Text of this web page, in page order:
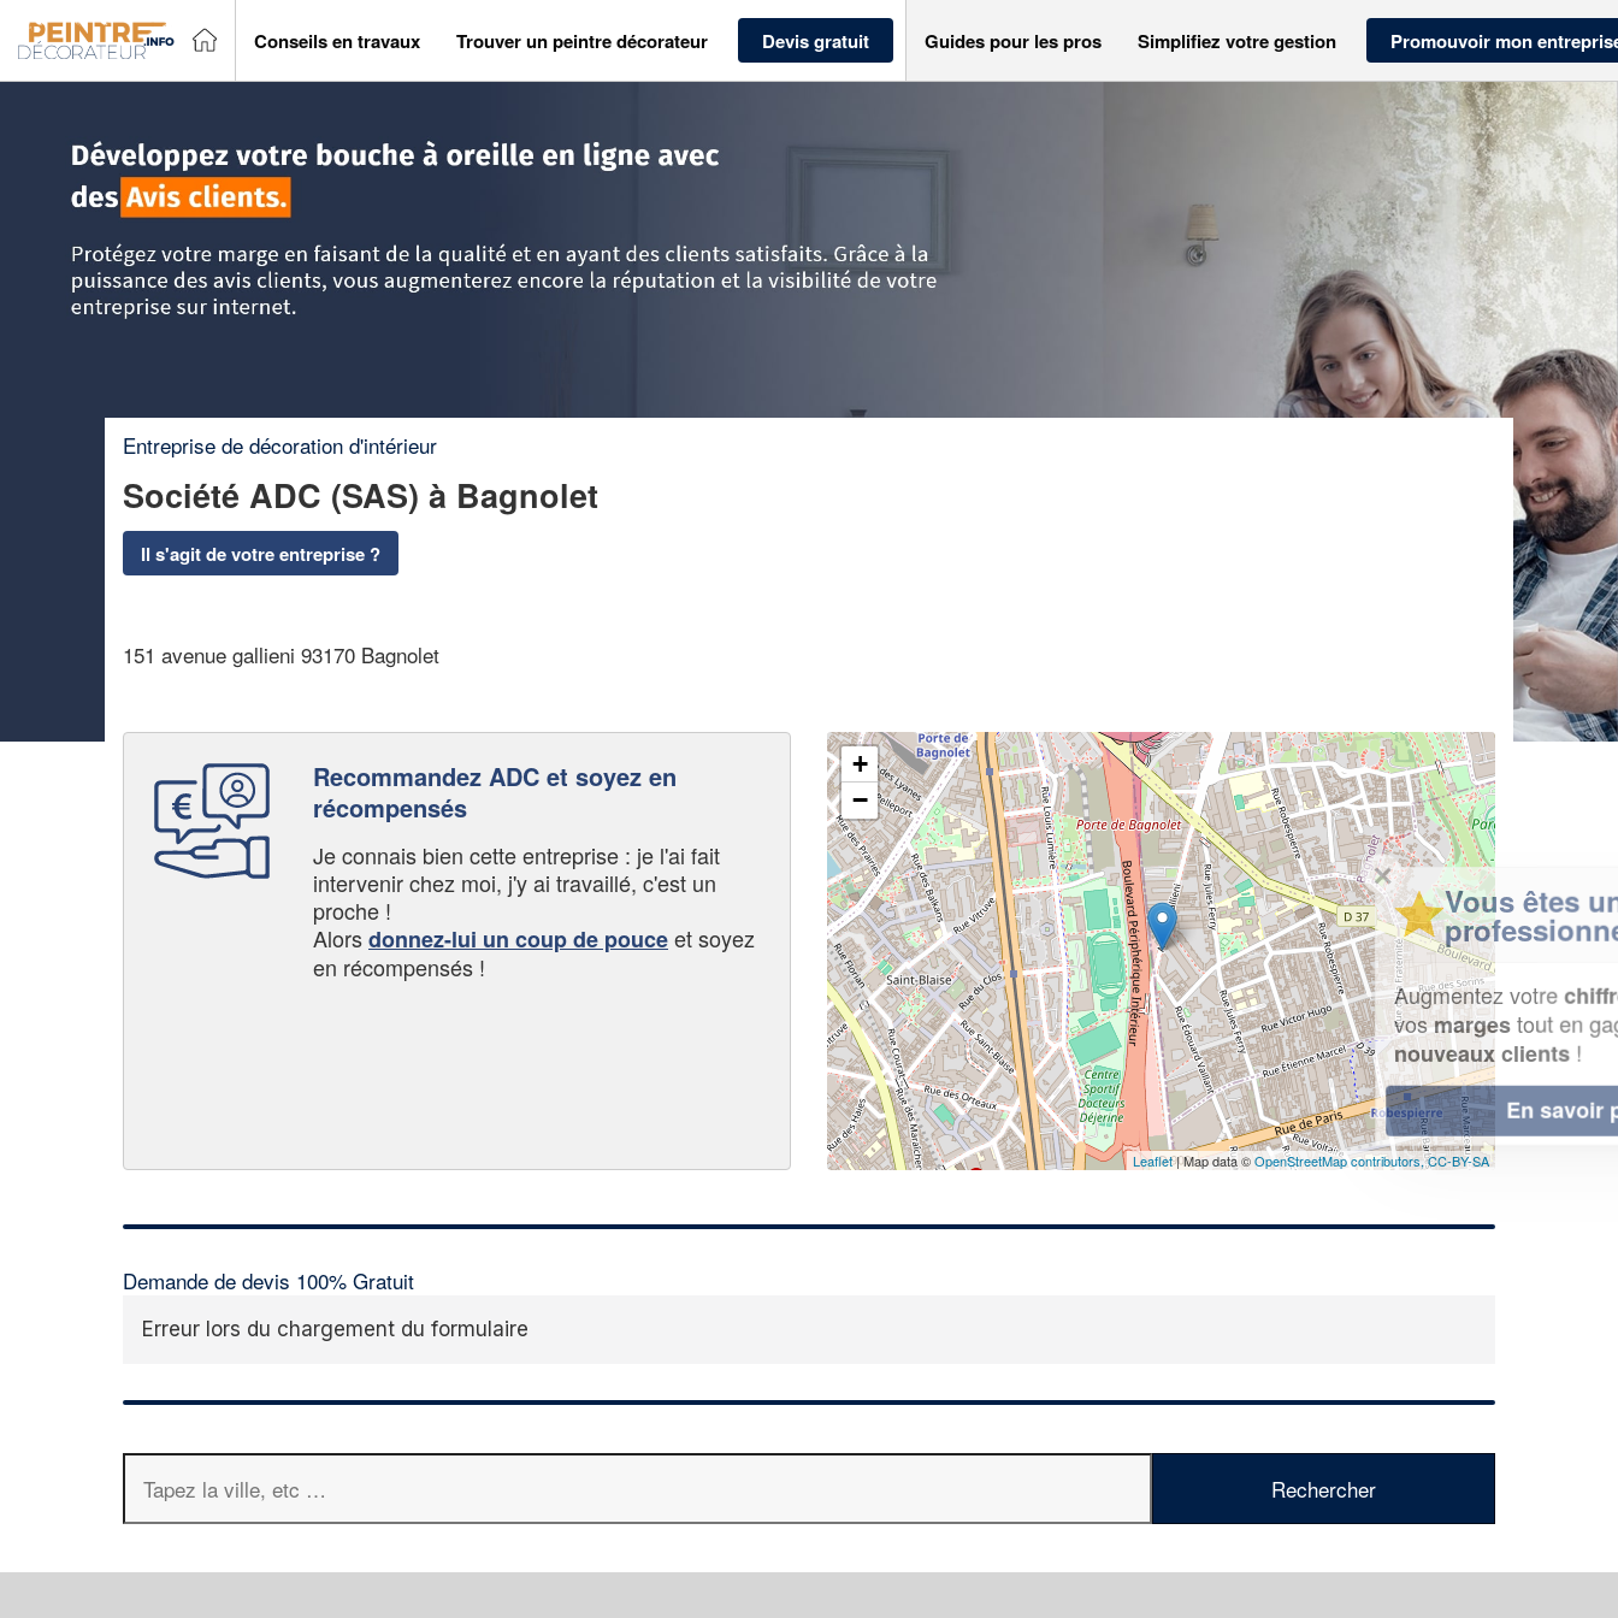
Conseils en travaux Trouver un peintre décorateur Devis gratuit Guides pour les pros Simplifiez votre gestion Promouvoir mon
Entreprise de décoration d'intérieur
Société ADC (SAS) à Bagnolet
Il s'agit de votre entreprise ?
151 avenue gallieni 93170 Bagnolet
Recommandez ADC et soyez en
récompensés
Je connais bien cette entreprise : je l'ai fait
intervenir chez moi, j'y ai travaillé, c'est un
proche !
Alorsdonnez-lui un coup de pouceet soyez
en récompensés !
+
−
Leaflet| Map data ©OpenStreetMap contributors,CC-BY-SA
Demande de devis 100% Gratuit
Erreur lors du chargement du formulaire
✕
Vous êtes un
professionnel ?
Augmentez votrechiffre d'affaireset
vosmargestout en gagnant de
nouveaux clients!
En savoir plus